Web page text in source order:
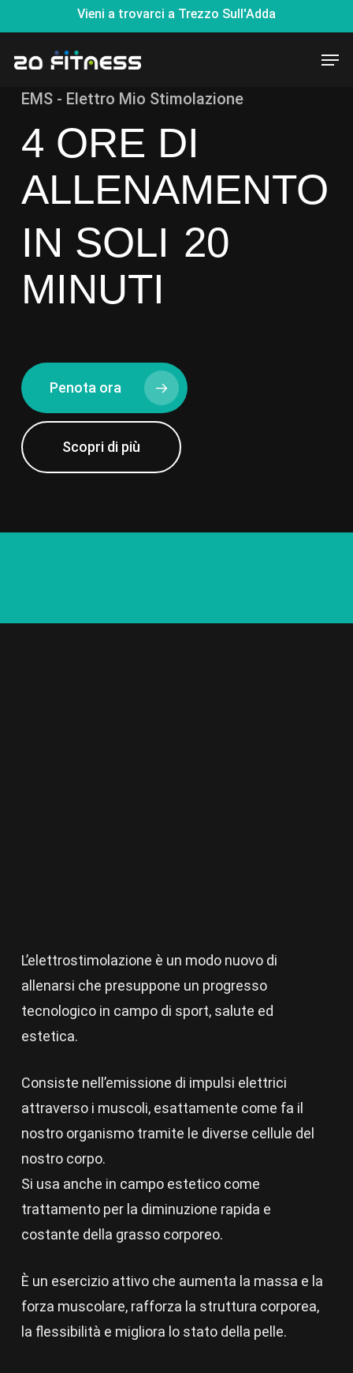
to
main
Vieni a trovarci a Trezzo Sull'Adda
EMS - Elettro Mio Stimolazione
4 ORE DI
ALLENAMENTO
IN SOLI 20
MINUTI
Penota ora
Scopri di più
L’elettrostimolazione è un modo nuovo di
allenarsi che presuppone un progresso
tecnologico in campo di sport, salute ed
estetica.
Consiste nell’emissione di impulsi elettrici
attraverso i muscoli, esattamente come fa il
nostro organismo tramite le diverse cellule del
nostro corpo.
Si usa anche in campo estetico come
trattamento per la diminuzione rapida e
costante della grasso corporeo.
È un esercizio attivo che aumenta la massa e la
forza muscolare, rafforza la struttura corporea,
la flessibilità e migliora lo stato della pelle.